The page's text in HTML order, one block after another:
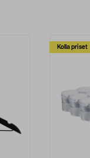
Kolla priset